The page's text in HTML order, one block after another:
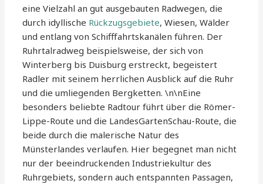
eine Vielzahl an gut ausgebauten Radwegen, die
durch idyllische Rückzugsgebiete, Wiesen, Wälder
und entlang von Schifffahrtskanälen führen. Der
Ruhrtalradweg beispielsweise, der sich von
Winterberg bis Duisburg erstreckt, begeistert
Radler mit seinem herrlichen Ausblick auf die Ruhr
und die umliegenden Bergketten. \n\nEine
besonders beliebte Radtour führt über die Römer-
Lippe-Route und die LandesGartenSchau-Route, die
beide durch die malerische Natur des
Münsterlandes verlaufen. Hier begegnet man nicht
nur der beeindruckenden Industriekultur des
Ruhrgebiets, sondern auch entspannten Passagen,